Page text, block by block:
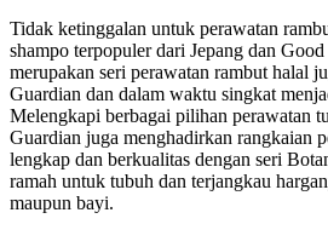
Tidak ketinggalan untuk perawatan
shampo terpopuler dari Jepang dan
merupakan seri perawatan rambut halal
Guardian dan dalam waktu singkat
Melengkapi berbagai pilihan perawatan
Guardian juga menghadirkan rangkaian
lengkap dan berkualitas dengan seri
ramah untuk tubuh dan terjangkau
maupun bayi.